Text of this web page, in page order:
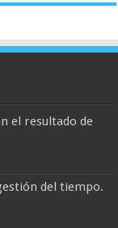
el resultado de
del tiempo.